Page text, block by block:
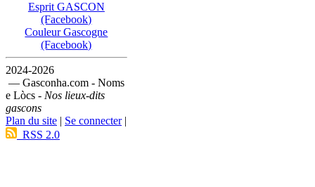
Esprit GASCON
(Facebook)
Couleur Gascogne
(Facebook)
2024-2026
— Gasconha.com - Noms
e Lòcs - Nos lieux-dits
gascons
Plan du site | Se connecter|
RSS 2.0